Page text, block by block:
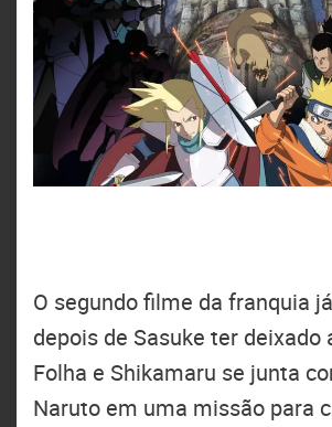
O segundo filme da franquia
depois de Sasuke ter deixado
Folha e Shikamaru se junta
Naruto em uma missão para